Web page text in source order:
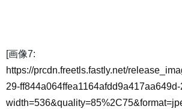
[画像7:
https://prcdn.freetls.fastly.net/
29-